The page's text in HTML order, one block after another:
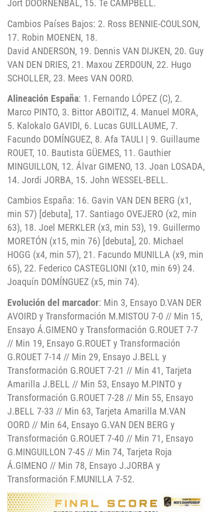
Jort DOORNENBAL, 15. Te CAMPBELL.
Cambios Países Bajos: 2. Ross BENNIE-COULSON,
17. Robin MOENEN, 18.
David ANDERSON, 19. Dennis VAN DIJKEN, 20. Guy
VAN DEN DRIES, 21. Maxou ZERDOUN, 22. Hugo
SCHOLLER, 23. Mees VAN OORD.
Alineación España: 1. Fernando LÓPEZ (C), 2.
Marco PINTO, 3. Bittor ABOITIZ, 4. Manuel MORA,
5. Kalokalo GAVIDI, 6. Lucas GUILLAUME, 7.
Facundo DOMÍNGUEZ, 8. Afa TAULI | 9. Guillaume
ROUET, 10. Bautista GÜEMES, 11. Gauthier
MINGUILLON, 12. Álvar GIMENO, 13. Joan LOSADA,
14. Jordi JORBA, 15. John WESSEL-BELL.
Cambios España: 16. Gavin VAN DEN BERG (x1,
min 57) [debuta], 17. Santiago OVEJERO (x2, min
63), 18. Joel MERKLER (x3, min 53), 19. Guillermo
MORETÓN (x15, min 76) [debuta], 20. Michael
HOGG (x4, min 57), 21. Facundo MUNILLA (x9, min
65), 22. Federico CASTEGLIONI (x10, min 69) 24.
Joaquín DOMÍNGUEZ (x5, min 74).
Evolución del marcador: Min 3, Ensayo D.VAN DER
AVOIRD y Transformación M.MISTOU 7-0 // Min 15,
Ensayo Á.GIMENO y Transformación G.ROUET 7-7
// Min 19, Ensayo G.ROUET y Transformación
G.ROUET 7-14 // Min 29, Ensayo J.BELL y
Transformación G.ROUET 7-21 // Min 41, Tarjeta
Amarilla J.BELL // Min 53, Ensayo M.PINTO y
Transformación G.ROUET 7-28 // Min 55, Ensayo
J.BELL 7-33 // Min 63, Tarjeta Amarilla M.VAN
OORD // Min 64, Ensayo G.VAN DEN BERG y
Transformación G.ROUET 7-40 // Min 71, Ensayo
G.MINGUILLON 7-45 // Min 74, Tarjeta Roja
Á.GIMENO // Min 78, Ensayo J.JORBA y
Transformación F.MUNILLA 7-52.